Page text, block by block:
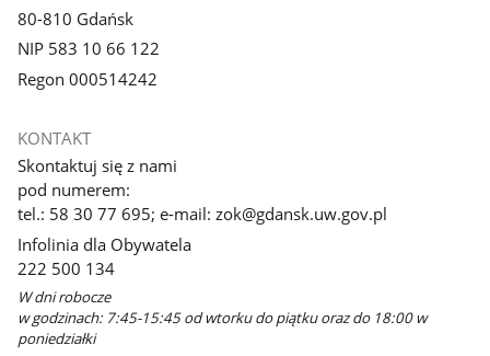
80-810 Gdańsk
NIP 583 10 66 122
Regon 000514242
KONTAKT
Skontaktuj się z nami
pod numerem:
tel.: 58 30 77 695; e-mail: zok@gdansk.uw.gov.pl
Infolinia dla Obywatela
222 500 134
W dni robocze
w godzinach: 7:45-15:45 od wtorku do piątku oraz do 18:00 w
poniedziałki